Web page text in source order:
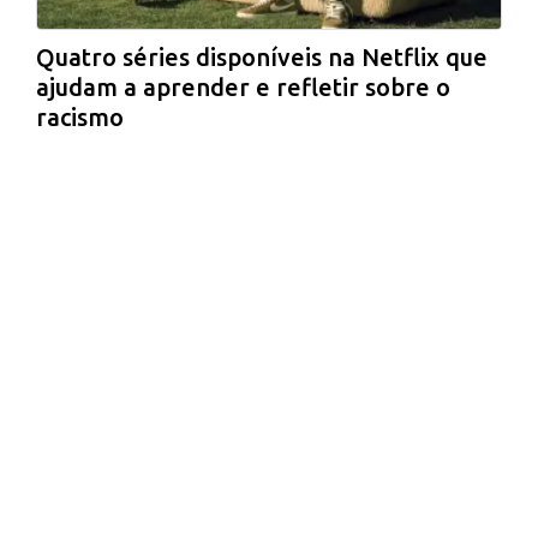
Quatro séries disponíveis na Netflix que
ajudam a aprender e refletir sobre o
racismo